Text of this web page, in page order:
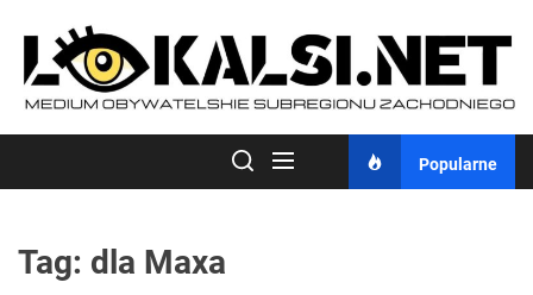
content
Popularne
Tag: dla Maxa